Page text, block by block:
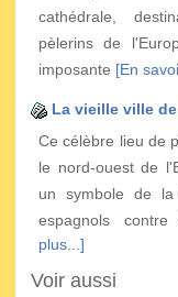
cathédrale,
pèlerins de
imposante [En
La vieille ville
Ce célèbre lieu de
le nord-ouest de
un symbole de
espagnols
plus...]
Voir aussi